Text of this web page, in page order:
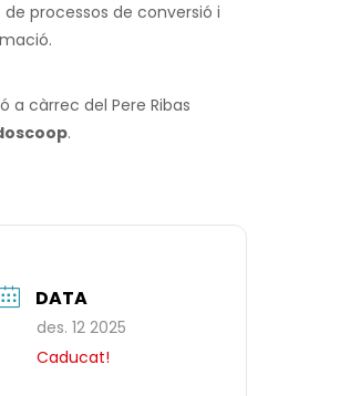
de processos de conversió i
a càrrec del Pere Ribas
.
DATA
des. 12 2025
Caducat!